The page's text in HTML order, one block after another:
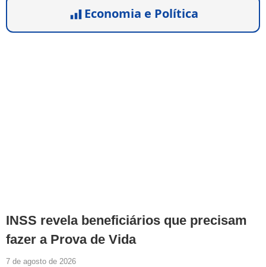
Economia e Política
INSS revela beneficiários que precisam
fazer a Prova de Vida
7 de agosto de 2026